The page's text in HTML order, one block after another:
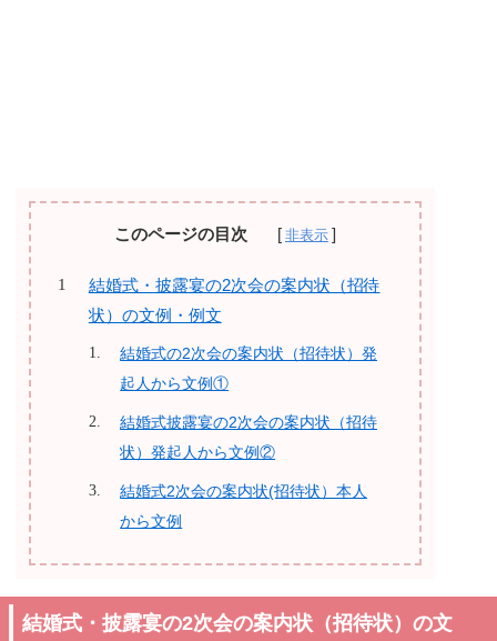
このページの目次
結婚式・披露宴の2次会の案内状（招待
状）の文例・例文
結婚式の2次会の案内状（招待状）発
起人から文例①
結婚式披露宴の2次会の案内状（招待
状）発起人から文例②
結婚式2次会の案内状(招待状）本人
から文例
結婚式・披露宴の2次会の案内状（招待状）の文